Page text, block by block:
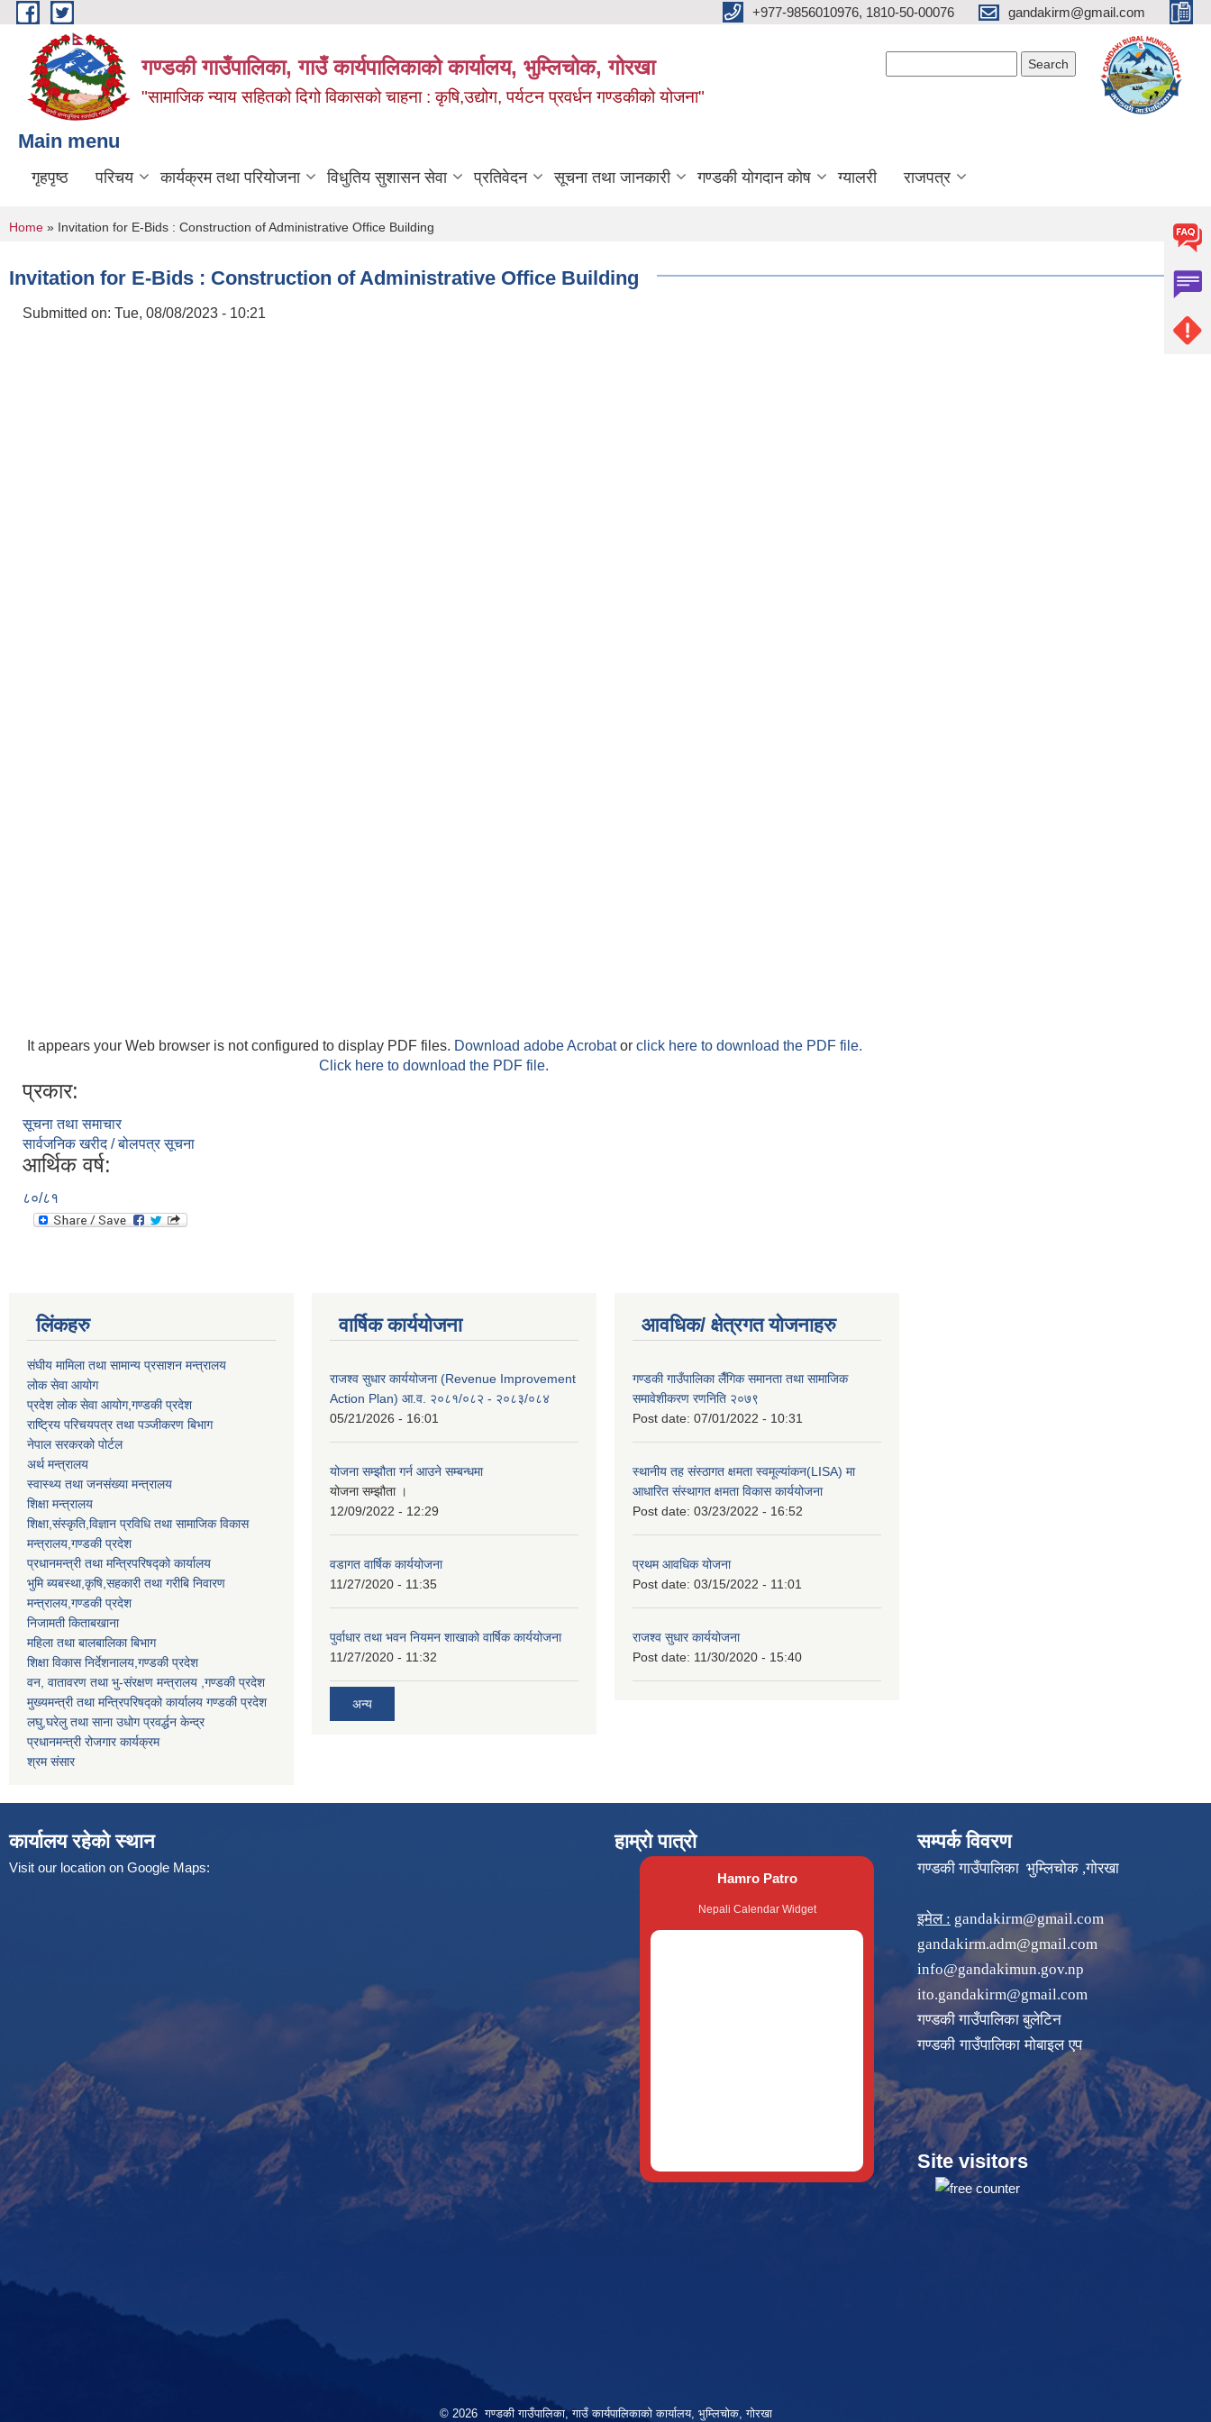
Skip to main content +977-9856010976, 1810-50-00076 gandakirm@gmail.com
गण्डकी गाउँपालिका, गाउँ कार्यपालिकाको कार्यालय, भुम्लिचोक, गोरखा
"सामाजिक न्याय सहितको दिगो विकासको चाहना : कृषि,उद्योग, पर्यटन प्रवर्धन गण्डकीको योजना"
Main menu
गृहपृष्ठ परिचय कार्यक्रम तथा परियोजना विधुतिय सुशासन सेवा प्रतिवेदन सूचना तथा जानकारी गण्डकी योगदान कोष ग्यालरी राजपत्र
You are here
Home » Invitation for E-Bids : Construction of Administrative Office Building
Invitation for E-Bids : Construction of Administrative Office Building
Submitted on: Tue, 08/08/2023 - 10:21
It appears your Web browser is not configured to display PDF files. Download adobe Acrobator click here to download the PDF file.
Click here to download the PDF file.
प्रकार:
सूचना तथा समाचार
सार्वजनिक खरीद / बोलपत्र सूचना
आर्थिक वर्ष:
८०/८१
लिंकहरु
संघीय मामिला तथा सामान्य प्रसाशन मन्त्रालय
लोक सेवा आयोग
प्रदेश लोक सेवा आयोग,गण्डकी प्रदेश
राष्ट्रिय परिचयपत्र तथा पञ्जीकरण बिभाग
नेपाल सरकरको पोर्टल
अर्थ मन्त्रालय
स्वास्थ्य तथा जनसंख्या मन्त्रालय
शिक्षा मन्त्रालय
शिक्षा,संस्कृति,विज्ञान प्रविधि तथा सामाजिक विकास
मन्त्रालय,गण्डकी प्रदेश
प्रधानमन्त्री तथा मन्त्रिपरिषद्को कार्यालय
भुमि ब्यबस्था,कृषि,सहकारी तथा गरीबि निवारण
मन्त्रालय,गण्डकी प्रदेश
निजामती किताबखाना
महिला तथा बालबालिका बिभाग
शिक्षा विकास निर्देशनालय,गण्डकी प्रदेश
वन, वातावरण तथा भु-संरक्षण मन्त्रालय ,गण्डकी प्रदेश
मुख्यमन्त्री तथा मन्त्रिपरिषद्को कार्यालय गण्डकी प्रदेश
लघु,घरेलु तथा साना उधोग प्रवर्द्धन केन्द्र
प्रधानमन्त्री रोजगार कार्यक्रम
श्रम संसार
वार्षिक कार्ययोजना
राजश्व सुधार कार्ययोजना (Revenue Improvement
Action Plan) आ.व. २०८१/०८२ - २०८३/०८४
05/21/2026 - 16:01
योजना सम्झौता गर्न आउने सम्बन्धमा
योजना सम्झौता ।
12/09/2022 - 12:29
वडागत वार्षिक कार्ययोजना
11/27/2020 - 11:35
पुर्वाधार तथा भवन नियमन शाखाको वार्षिक कार्ययोजना
11/27/2020 - 11:32
अन्य
आवधिक/ क्षेत्रगत योजनाहरु
गण्डकी गाउँपालिका लैँगिक समानता तथा सामाजिक
समावेशीकरण रणनिति २०७९
Post date: 07/01/2022 - 10:31
स्थानीय तह संस्ठागत क्षमता स्वमूल्यांकन(LISA) मा
आधारित संस्थागत क्षमता विकास कार्ययोजना
Post date: 03/23/2022 - 16:52
प्रथम आवधिक योजना
Post date: 03/15/2022 - 11:01
राजश्व सुधार कार्ययोजना
Post date: 11/30/2020 - 15:40
कार्यालय रहेको स्थान
Visit our location on Google Maps:
हाम्रो पात्रो
Hamro Patro
Nepali Calendar Widget
सम्पर्क विवरण
गण्डकी गाउँपालिका भुम्लिचोक ,गोरखा
इमेल : gandakirm@gmail.com
gandakirm.adm@gmail.com
info@gandakimun.gov.np
ito.gandakirm@gmail.com
गण्डकी गाउँपालिका बुलेटिन
गण्डकी गाउँपालिका मोबाइल एप
Site visitors
© 2026 गण्डकी गाउँपालिका, गाउँ कार्यपालिकाको कार्यालय, भुम्लिचोक, गोरखा